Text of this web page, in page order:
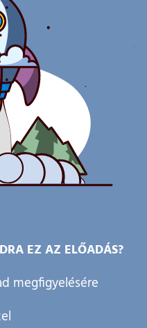
EZ AZ ELŐADÁS?
megfigyelésére